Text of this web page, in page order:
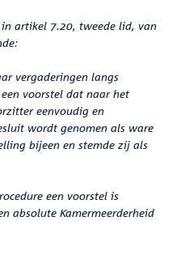
artikel 7.20, tweede lid, van
vergaderingen langs
voorstel dat naar het
eenvoudig en
wordt genomen als ware
bijeen en stemde zij als
een voorstel is
absolute Kamermeerderheid